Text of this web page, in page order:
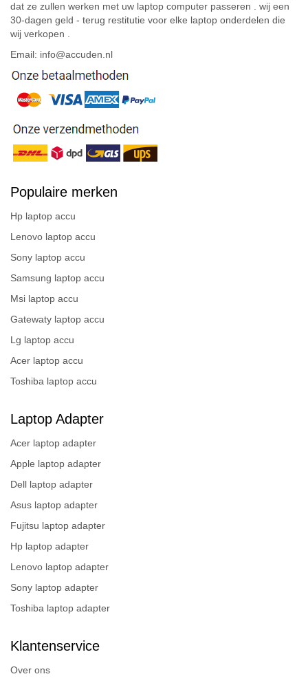
dat ze zullen werken met uw laptop computer passeren . wij een
30-dagen geld - terug restitutie voor elke laptop onderdelen die
wij verkopen .
Email: info@accuden.nl
Populaire merken
Hp laptop accu
Lenovo laptop accu
Sony laptop accu
Samsung laptop accu
Msi laptop accu
Gatewaty laptop accu
Lg laptop accu
Acer laptop accu
Toshiba laptop accu
Laptop Adapter
Acer laptop adapter
Apple laptop adapter
Dell laptop adapter
Asus laptop adapter
Fujitsu laptop adapter
Hp laptop adapter
Lenovo laptop adapter
Sony laptop adapter
Toshiba laptop adapter
Klantenservice
Over ons